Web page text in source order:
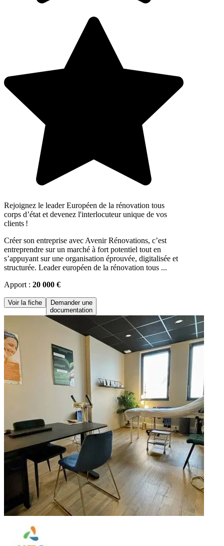
Rejoignez le leader Européen de la rénovation tous
corps d’état et devenez l'interlocuteur unique de vos
clients !
Créer son entreprise avec Avenir Rénovations, c’est
entreprendre sur un marché à fort potentiel tout en
s’appuyant sur une organisation éprouvée, digitalisée et
structurée. Leader européen de la rénovation tous ...
Apport : 20 000 €
Voir la fiche
Demander une
documentation